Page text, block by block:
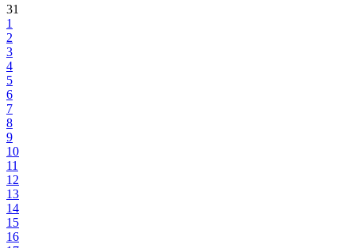
31
1
2
3
4
5
6
7
8
9
10
11
12
13
14
15
16